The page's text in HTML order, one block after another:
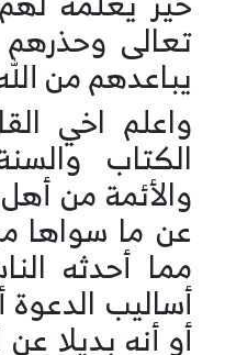
تعالى
يباعدهم من
واعلم اخي
الكتاب
والأئمة من
عن ما سواها
مما أحدثه
أساليب
أو أنه بديلا